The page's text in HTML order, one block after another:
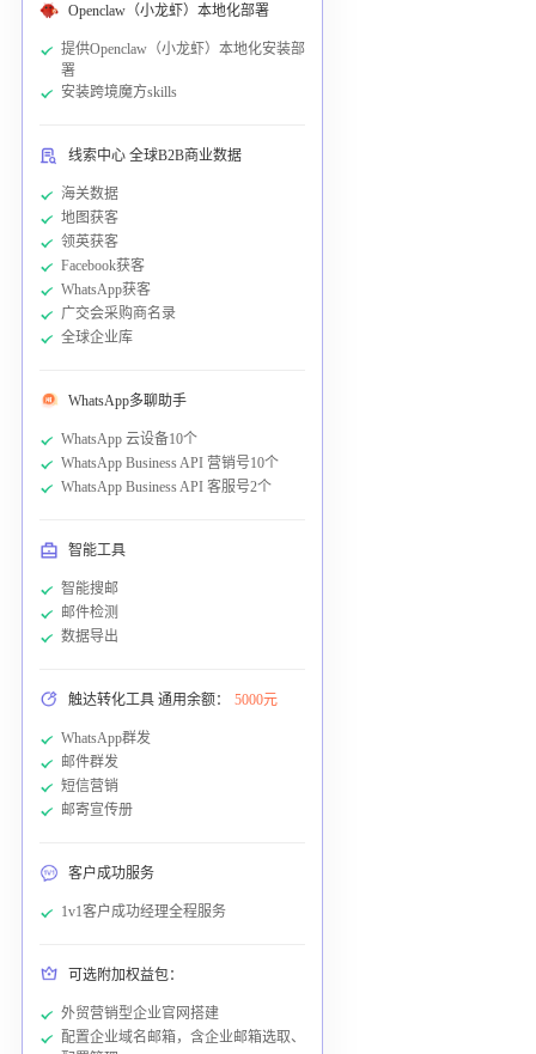
Openclaw（小龙虾）本地化部署
提供Openclaw（小龙虾）本地化安装部
署
安装跨境魔方skills
线索中心 全球B2B商业数据
海关数据
地图获客
领英获客
Facebook获客
WhatsApp获客
广交会采购商名录
全球企业库
WhatsApp多聊助手
WhatsApp 云设备10个
WhatsApp Business API 营销号10个
WhatsApp Business API 客服号2个
智能工具
智能搜邮
邮件检测
数据导出
触达转化工具 通用余额： 5000元
WhatsApp群发
邮件群发
短信营销
邮寄宣传册
客户成功服务
1v1客户成功经理全程服务
可选附加权益包：
外贸营销型企业官网搭建
配置企业域名邮箱，含企业邮箱选取、